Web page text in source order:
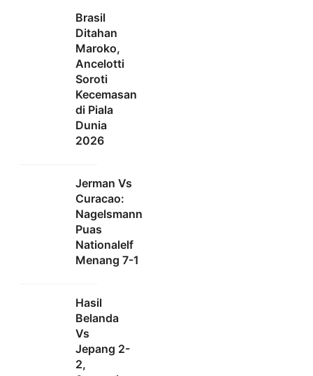
Brasil
Ditahan
Maroko,
Ancelotti
Soroti
Kecemasan
di Piala
Dunia
2026
Jerman Vs
Curacao:
Nagelsmann
Puas
Nationalelf
Menang 7-1
Hasil
Belanda
Vs
Jepang 2-
2,